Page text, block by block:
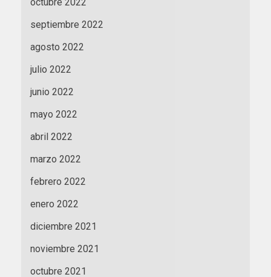
septiembre 2022
agosto 2022
julio 2022
junio 2022
mayo 2022
abril 2022
marzo 2022
febrero 2022
enero 2022
diciembre 2021
noviembre 2021
octubre 2021